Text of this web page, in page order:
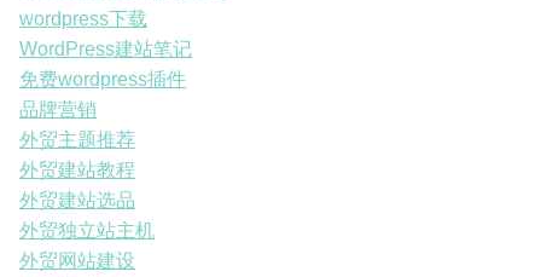
wordpress下载
WordPress建站笔记
免费wordpress插件
品牌营销
外贸主题推荐
外贸建站教程
外贸建站选品
外贸独立站主机
外贸网站建设